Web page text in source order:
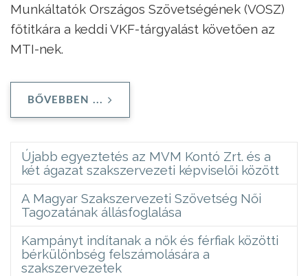
Munkáltatók Országos Szövetségének (VOSZ)
főtitkára a keddi VKF-tárgyalást követően az
MTI-nek.
BŐVEBBEN ...
Újabb egyeztetés az MVM Kontó Zrt. és a
két ágazat szakszervezeti képviselői között
A Magyar Szakszervezeti Szövetség Női
Tagozatának állásfoglalása
Kampányt indítanak a nők és férfiak közötti
bérkülönbség felszámolására a
szakszervezetek